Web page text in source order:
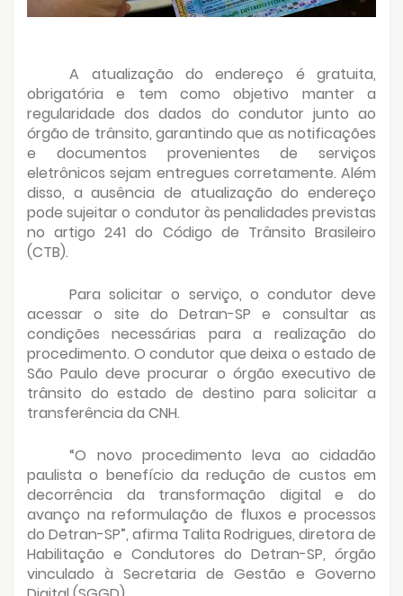
A atualização do endereço é gratuita,
obrigatória e tem como objetivo manter a
regularidade dos dados do condutor junto ao
órgão de trânsito, garantindo que as notificações
e documentos provenientes de serviços
eletrônicos sejam entregues corretamente. Além
disso, a ausência de atualização do endereço
pode sujeitar o condutor às penalidades previstas
no artigo 241 do Código de Trânsito Brasileiro
(CTB).
Para solicitar o serviço, o condutor deve
acessar o site do Detran-SP e consultar as
condições necessárias para a realização do
procedimento. O condutor que deixa o estado de
São Paulo deve procurar o órgão executivo de
trânsito do estado de destino para solicitar a
transferência da CNH.
“O novo procedimento leva ao cidadão
paulista o benefício da redução de custos em
decorrência da transformação digital e do
avanço na reformulação de fluxos e processos
do Detran-SP”, afirma Talita Rodrigues, diretora de
Habilitação e Condutores do Detran-SP, órgão
vinculado à Secretaria de Gestão e Governo